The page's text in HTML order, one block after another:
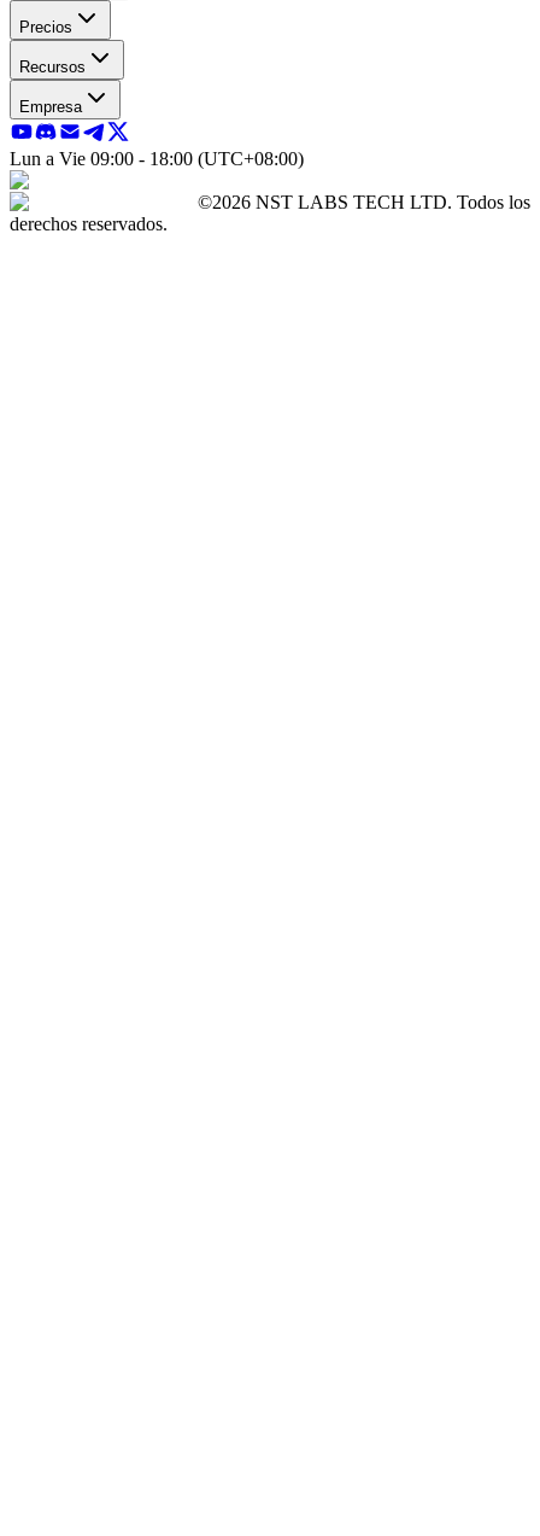
Precios
Recursos
Empresa
Lun a Vie 09:00 - 18:00 (UTC+08:00)
©2026 NST LABS TECH LTD. Todos los
derechos reservados.